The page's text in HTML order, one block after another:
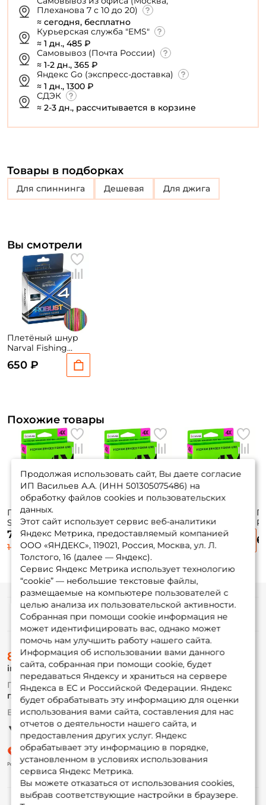
Плеханова 7 с 10 до 20)
≈ сегодня, бесплатно
Курьерская служба "EMS"
≈ 1 дн., 485 ₽
Самовывоз (Почта России)
≈ 1-2 дн., 365 ₽
Яндекс Go (экспресс-доставка)
≈ 1 дн., 1300 ₽
СДЭК
≈ 2-3 дн., рассчитывается в корзине
Товары в подборках
для спиннинга Дешевая Для джига
Вы смотрели
Плетёный шнур
Narval Fishing
Robust X4 PE 150m
(multicolour)
650 ₽
Похожие товары
Плетёный шнур
Sufix Sfx Braid X4
135м. 0.148мм.
Yellow
730 ₽
1 215 ₽
Sufix Sfx Braid X4
135м. 0.165мм.
Yellow
730 ₽
1 215 ₽
Sufix Sfx Braid X4
135м. 0.235мм.
Yellow
730 ₽
1 215 ₽
Продолжая использовать сайт, Вы даете согласие
ИП Васильев А.А. (ИНН 501305075486) на
обработку файлов cookies и пользовательских
данных.
Этот сайт использует сервис веб-аналитики
Яндекс Метрика, предоставляемый компанией
ООО «ЯНДЕКС», 119021, Россия, Москва, ул. Л.
Толстого, 16 (далее — Яндекс).
Сервис Яндекс Метрика использует технологию
“cookie” — небольшие текстовые файлы,
размещаемые на компьютере пользователей с
целью анализа их пользовательской активности.
Собранная при помощи cookie информация не
может идентифицировать вас, однако может
помочь нам улучшить работу нашего сайта.
Информация об использовании вами данного
сайта, собранная при помощи cookie, будет
передаваться Яндексу и храниться на сервере
Яндекса в ЕС и Российской Федерации. Яндекс
будет обрабатывать эту информацию для оценки
использования вами сайта, составления для нас
отчетов о деятельности нашего сайта, и
предоставления других услуг. Яндекс
обрабатывает эту информацию в порядке,
установленном в условиях использования
сервиса Яндекс Метрика.
Вы можете отказаться от использования cookies,
выбрав соответствующие настройки в браузере.
Информация
О магазине
Доставка
Оплата
Fox-bonus
Гуру
Партнерская программа
8 (495) 532-77-88
info@foxfishing.ru
По вопросам с заказом
г. Москва, ул. Плеханова д.7
Ежедневно 10:00 до 20:00